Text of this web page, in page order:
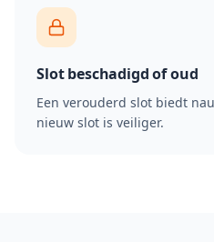
Slot beschadigd of oud
Een verouderd slot biedt
nieuw slot is veiliger.